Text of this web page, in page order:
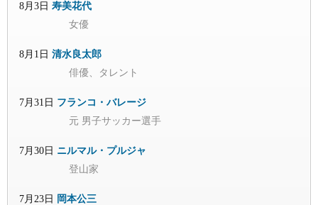
8月3日 寿美花代
女優
8月1日 清水良太郎
俳優、タレント
7月31日 フランコ・バレージ
元 男子サッカー選手
7月30日 ニルマル・プルジャ
登山家
7月23日 岡本公三